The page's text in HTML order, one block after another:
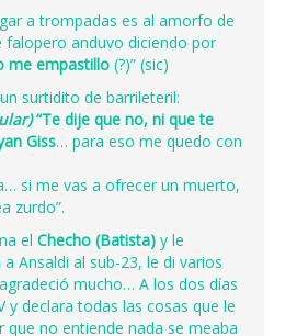
a trompadas es al amorfo de
falopero anduvo diciendo por
me empastillo (?)” (sic)
surtidito de barrileteril:
“Te dije que no, ni que te
Giss… para eso me quedo con
si me vas a ofrecer un muerto,
zurdo”.
el Checho (Batista) y le
Ansaldi al sub-23, le di varios
mucho… A los dos días
y declara todas las cosas que le
no entiende nada se meaba